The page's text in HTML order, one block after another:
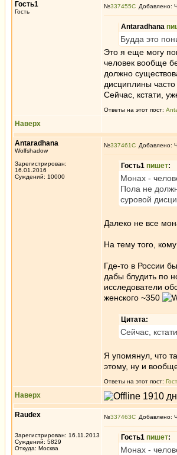
Гость1
Гость
№337455 Добавлено:
Antaradhana
Будда это
Это я еще могу
человек вообще
должно
дисциплины
Сейчас, кстати,
Ответы на этот пост:
Наверх
Antaradhana
Wolfshadow
Зарегистрирован:
16.01.2016
Суждений: 10000
№337461 Добавлено:
Гость1 пишет:
Монах -
Пола не
суровой
Далеко не все
На тему того,
Где-то в России
дабы блудить по
исследователи
женского ~350
Цитата:
Сейчас,
Я упомянул, что
этому, ну и
Ответы на этот пост:
Наверх
Raudex
Зарегистрирован: 16.11.2013
Суждений: 5829
Откуда: Москва
№337463 Добавлено:
Гость1 пишет:
Монах -